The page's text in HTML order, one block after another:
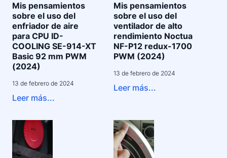
Mis pensamientos
sobre el uso del
enfriador de aire
para CPU ID-
COOLING SE-914-XT
Basic 92 mm PWM
(2024)
13 de febrero de 2024
Leer más...
Mis pensamientos
sobre el uso del
ventilador de alto
rendimiento Noctua
NF-P12 redux-1700
PWM (2024)
13 de febrero de 2024
Leer más...